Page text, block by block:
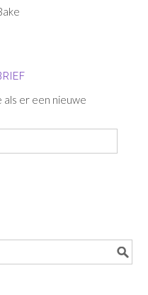
als er een nieuwe